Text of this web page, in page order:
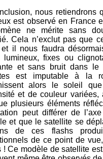
nous retiendrons
est observé en France
ne mérite sans
Cela n’exclut pas que
et il nous faudra
lumineux, fixes ou
et sans bruit dans
est imputable à la
alors le soleil
et de couleur
plusieurs éléments
peut différer de
et que le satellite se
de ces flashs
de ce point de
! Ce modèle de satellite